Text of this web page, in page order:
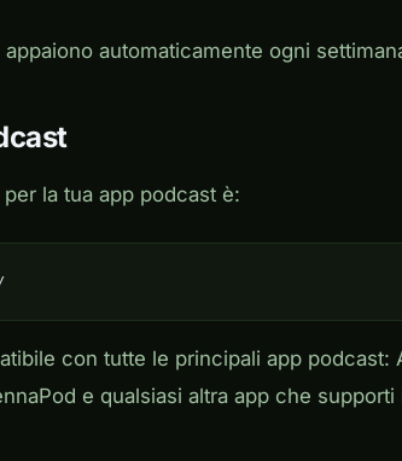
automaticamente ogni
la tua app podcast è:
con tutte le principali app podcast:
e qualsiasi altra app che